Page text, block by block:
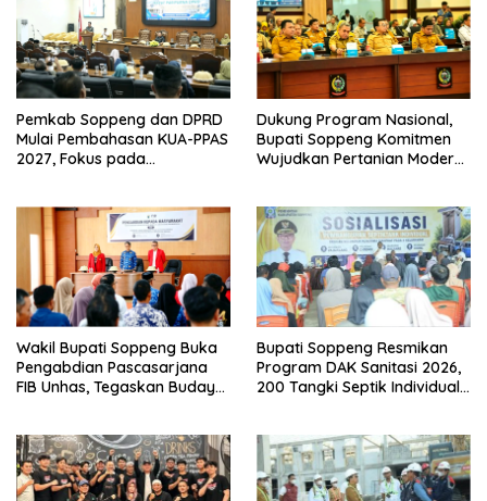
Pemkab Soppeng dan DPRD
Mulai Pembahasan KUA-PPAS
2027, Fokus pada
Dukung Program Nasional,
Bupati Soppeng Komitmen
Wujudkan Pertanian Modern
Wakil Bupati Soppeng Buka
Pengabdian Pascasarjana
FIB Unhas, Tegaskan Budaya
Bupati Soppeng Resmikan
Program DAK Sanitasi 2026,
200 Tangki Septik Individual